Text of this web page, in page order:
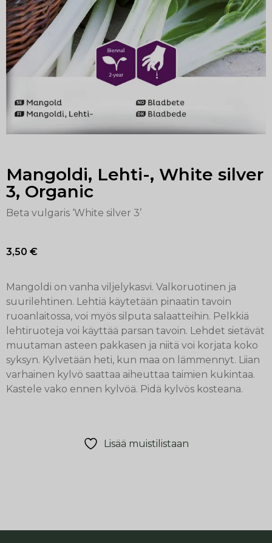
Mangoldi, Lehti-, White silver
3, Organic
Beta vulgaris ‘White silver 3’
3,50 €
Mangoldi on vanha viljelykasvi. Valkoruotinen ja
suurilehtinen. Lehtiä käytetään pinaatin tavoin
ruoanlaitossa, voi myös silputa salaatteihin. Pelkkiä
lehtiruoteja voi käyttää parsan tavoin. Lehdet sietävät
muutaman asteen pakkasen ja niitä voi korjata koko
syksyn. Kylvetään heti, kun maa on lämmennyt. Liian
varhainen kylvö saattaa aiheuttaa taimien kukintaa.
Kastele vako ennen kylvöä. Pidä kylvös kosteana.
Lisää muistilistaan